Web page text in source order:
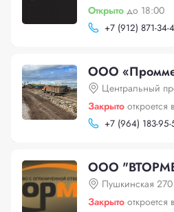
Открыто до 18:00
+7 (912) 871-34-
ООО
Центральный
Закрыто
+7 (964) 183-95-
ООО
Пушкинская 270
Закрыто